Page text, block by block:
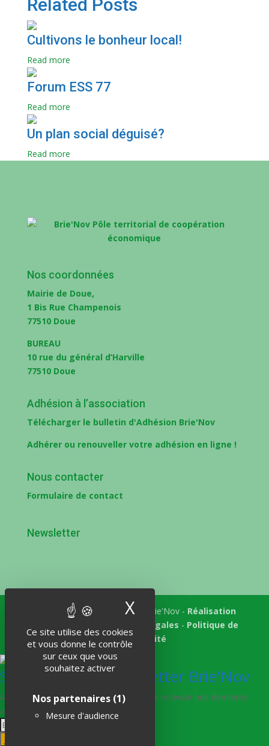
Ce site utilise des cookies
et vous donne le contrôle
sur ceux que vous
souhaitez activer
Nos partenaires (1)
Mesure d'audience
X Masquer le
Related Posts
Cultivons le bonheur local!
Read more
Forum ESS 77
Read more
Un plan social déguisé?
Read more
Nos coordonnées
Mairie de Doue,
1 Bis Rue Champenois
77510 Doue
BUREAU
10 rue du général d’Harville
77510 Doue
Adhésion à l’association
Télécharger le bulletin d'Adhésion Brie'Nov
Adhérer ou renouveller votre adhésion en ligne !
Nous contacter
Formulaire de contact
Newsletter
Tous droits réservés © 2018 Brie'Nov - Réalisation
Mentions légales - Politique de
confidentialité
S'abonner à la Newsletter Brie'Nov
Abonnez-vous à notre newsletter afin de recevoir nos dernières
actualités.